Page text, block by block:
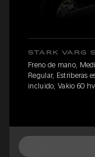
STARK VARG
Freno de mano,
Regular, Estriberas
incluido, Vakio 60 hv